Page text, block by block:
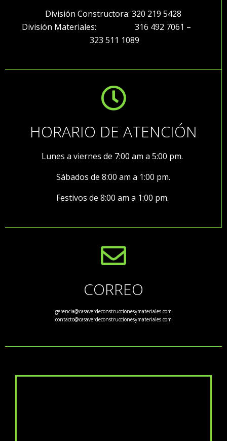
División Constructora: 320 219 5428
División Materiales: 316 492 7061 –
323 511 1089
HORARIO DE ATENCIÓN
Lunes a viernes de 7:00 am a 5:00 pm.
Sábados de 8:00 am a 1:00 pm.
Festivos de 8:00 am a 1:00 pm.
CORREO
gerencia@casaverdeconstruccionesymateriales.com
contacto@casaverdeconstruccionesymateriales.com